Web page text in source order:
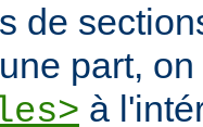
de
part,
à